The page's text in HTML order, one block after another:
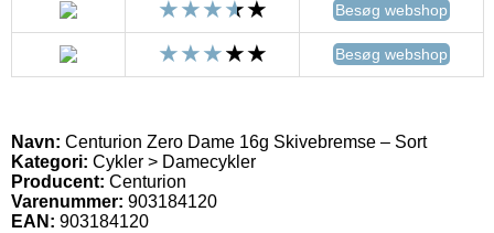
Besøg webshop
Besøg webshop
Navn: Centurion Zero Dame 16g Skivebremse – Sort
Kategori: Cykler > Damecykler
Producent: Centurion
Varenummer: 903184120
EAN: 903184120